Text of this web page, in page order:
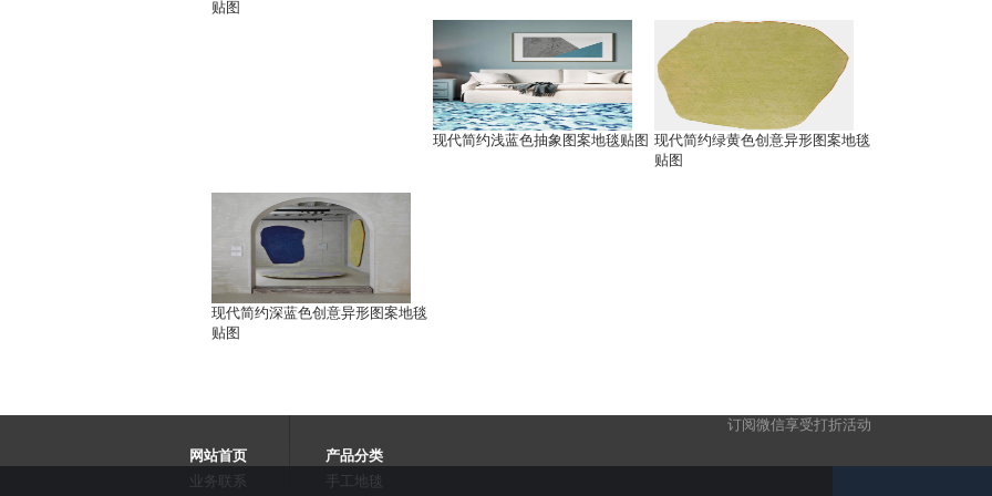
贴图
现代简约浅蓝色抽象图案地毯贴图 现代简约绿黄色创意异形图案地毯
贴图
现代简约深蓝色创意异形图案地毯
贴图
网站首页
业务联系
产品分类
手工地毯
订阅微信享受打折活动